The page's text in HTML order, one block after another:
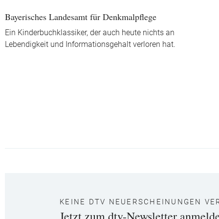
Bayerisches Landesamt für Denkmalpflege
Ein Kinderbuchklassiker, der auch heute nichts an
Lebendigkeit und Informationsgehalt verloren hat.
KEINE DTV NEUERSCHEINUNGEN